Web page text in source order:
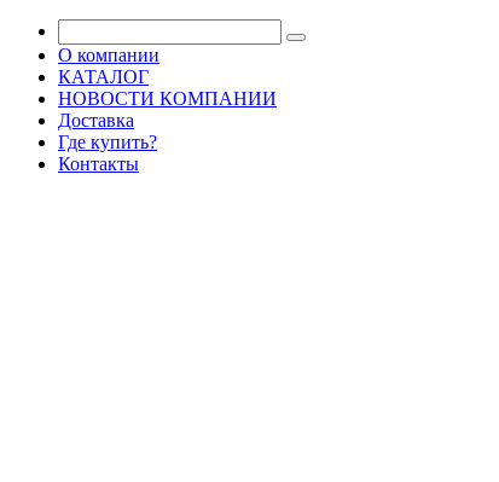
О компании
КАТАЛОГ
НОВОСТИ КОМПАНИИ
Доставка
Где купить?
Контакты